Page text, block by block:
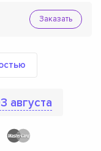
Заказать
августа